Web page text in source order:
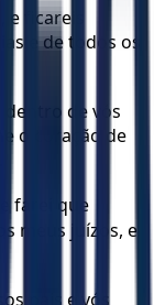
ficareis
e de todos os
dentro de vós
o coração de
farei que
meus juízos, e
pais e vós